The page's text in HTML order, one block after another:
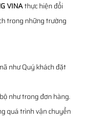
VINAthực hiện đổi
trong những trường
như Quý khách đặt
như trong đơn hàng.
quá trình vận chuyển